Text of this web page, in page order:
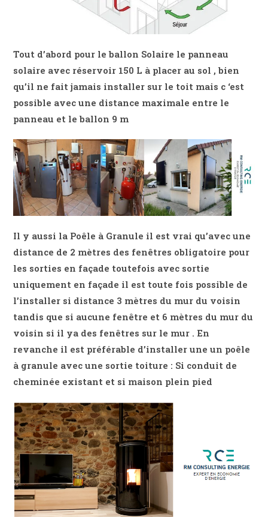
Tout d’abord pour le ballon Solaire le panneau
solaire avec réservoir 150 L à placer au sol , bien
qu’il ne fait jamais installer sur le toit mais c ‘est
possible avec une distance maximale entre le
panneau et le ballon 9 m
Il y aussi la Poêle à Granule il est vrai qu’avec une
distance de 2 mètres des fenêtres obligatoire pour
les sorties en façade toutefois avec sortie
uniquement en façade il est toute fois possible de
l’installer si distance 3 mètres du mur du voisin
tandis que si aucune fenêtre et 6 mètres du mur du
voisin si il ya des fenêtres sur le mur . En
revanche il est préférable d’installer une un poêle
à granule avec une sortie toiture : Si conduit de
cheminée existant et si maison plein pied